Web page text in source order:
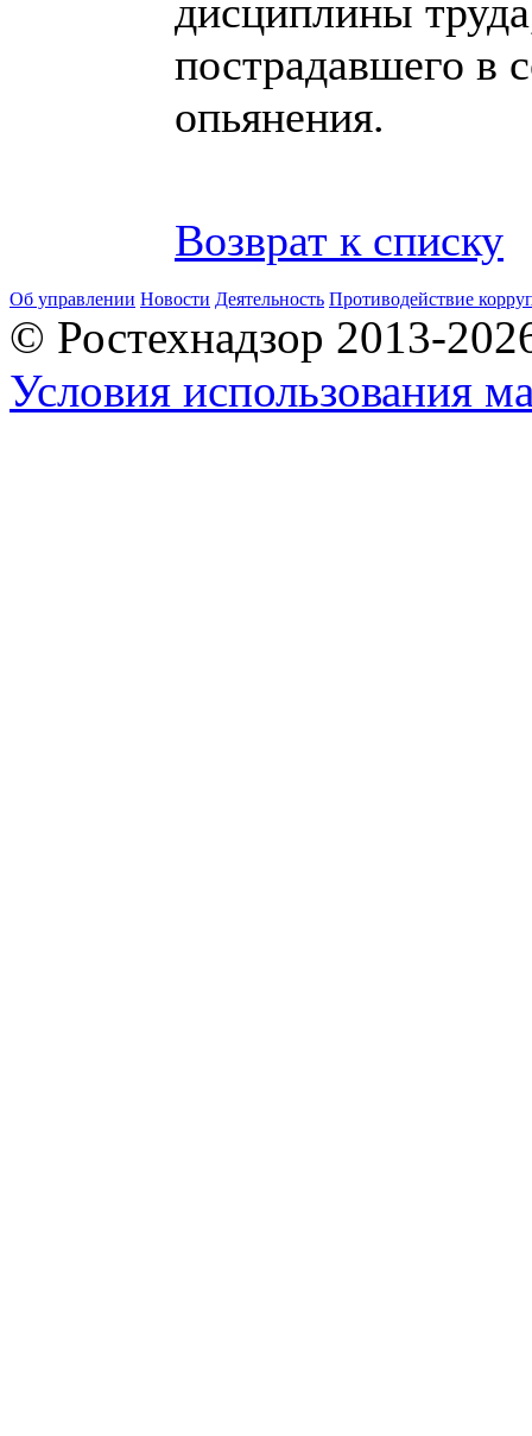
дисциплины
пострадавшего в
опьянения.
Возврат к списку
Об управлении Новости Деятельность Противодействие
© Ростехнадзор 2013-
Условия использования